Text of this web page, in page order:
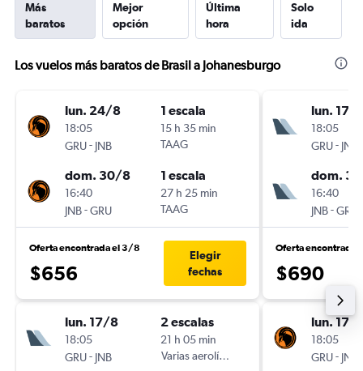
Más
baratos
Mejor
opción
Última
hora
Solo
ida
Los vuelos más baratos de Brasil a Johanesburgo
lun. 24/8
18:05
GRU- JNB
1 escala
15 h 35 min
TAAG
dom. 30/8
16:40
JNB-GRU
1 escala
27 h 25 min
TAAG
Oferta encontrada el 3/8
$656
Elegir
fechas
lun. 17/8
18:05
GRU- JNB
2 escalas
21 h 05 min
Varias aerolíneas
lun. 17/
18:05
GRU- JNB
dom.
16:40
JNB-GRU
Oferta encontrada
$690
lun. 17/
18:05
GRU- JNB